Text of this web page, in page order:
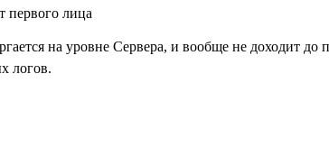
на уровне Сервера, и вообще не доходит
логов.